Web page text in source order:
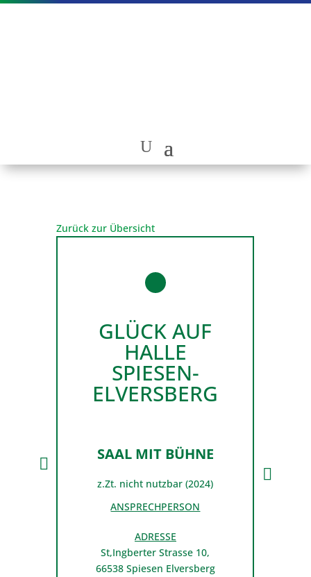
Zurück zur Übersicht
GLÜCK AUF
HALLE
SPIESEN-
ELVERSBERG
SAAL MIT BÜHNE
z.Zt. nicht nutzbar (2024)
ANSPRECHPERSON
ADRESSE
St,Ingberter Strasse 10,
66538 Spiesen Elversberg